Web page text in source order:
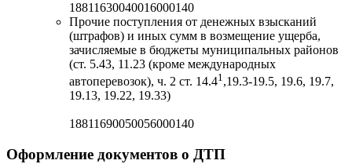
18811630040016000140
Прочие поступления от денежных взысканий
(штрафов) и иных сумм в возмещение ущерба,
зачисляемые в бюджеты муниципальных районов
(ст. 5.43, 11.23 (кроме международных
автоперевозок), ч. 2 ст. 14.41,19.3-19.5, 19.6, 19.7,
19.13, 19.22, 19.33)
18811690050056000140
Оформление документов о ДТП